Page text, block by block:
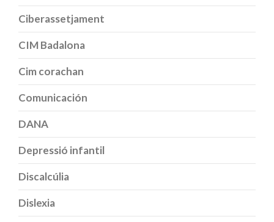
Ciberassetjament
CIM Badalona
Cim corachan
Comunicación
DANA
Depressió infantil
Discalcúlia
Dislexia